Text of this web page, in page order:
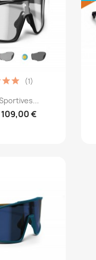
rapide
109,00 €
(1)